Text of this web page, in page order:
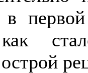
в